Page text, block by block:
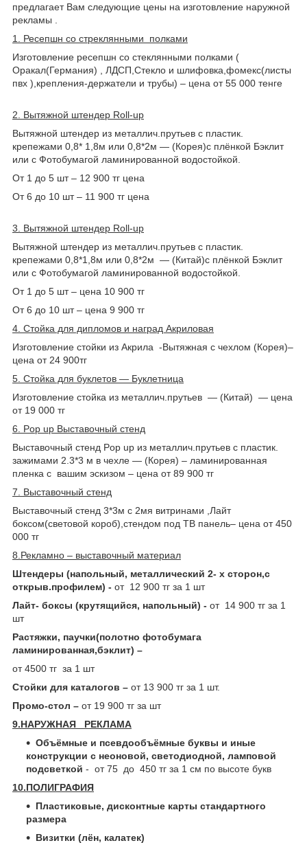
предлагает Вам следующие цены на изготовление наружной
рекламы .
1. Ресепшн со стреклянными полками
Изготовление ресепшн со стеклянными полками (
Оракал(Германия) , ЛДСП,Стекло и шлифовка,фомекс(листы
пвх ),крепления-держатели и трубы) – цена от 55 000 тенге
2. Вытяжной штендер Roll-up
Вытяжной штендер из металлич.прутьев c пластик.
крепежами 0,8* 1,8м или 0,8*2м ― (Корея)с плёнкой Бэклит
или с Фотобумагой ламинированной водостойкой.
От 1 до 5 шт – 12 900 тг цена
От 6 до 10 шт – 11 900 тг цена
3. Вытяжной штендер Roll-up
Вытяжной штендер из металлич.прутьев c пластик.
крепежами 0,8*1,8м или 0,8*2м ― (Китай)с плёнкой Бэклит
или с Фотобумагой ламинированной водостойкой.
От 1 до 5 шт – цена 10 900 тг
От 6 до 10 шт – цена 9 900 тг
4. Стойка для дипломов и наград Акриловая
Изготовление стойки из Акрила -Вытяжная с чехлом (Корея)–
цена от 24 900тг
5. Стойка для буклетов ― Буклетница
Изготовление стойка из металлич.прутьев ― (Китай) ― цена
от 19 000 тг
6. Pop up Выставочный стенд
Выставочный стенд Рop up из металлич.прутьев c пластик.
зажимами 2.3*3 м в чехле ― (Корея) – ламинированная
пленка с вашим эскизом – цена от 89 900 тг
7. Выставочный стенд
Выставочный стенд 3*3м с 2мя витринами ,Лайт
боксом(световой короб),стендом под ТВ панель– цена от 450
000 тг
8.Рекламно – выставочный материал
Штендеры (напольный, металлический 2- х сторон,с
открыв.профилем) - от 12 900 тг за 1 шт
Лайт- боксы (крутящийся, напольный) - от 14 900 тг за 1
шт
Растяжки, паучки(полотно фотобумага
ламинированная,бэклит) –
от 4500 тг за 1 шт
Стойки для каталогов – от 13 900 тг за 1 шт.
Промо-стол – от 19 900 тг за шт
9.НАРУЖНАЯ РЕКЛАМА
Объёмные и псевдообъёмные буквы и иные
конструкции с неоновой, светодиодной, ламповой
подсветкой - от 75 до 450 тг за 1 см по высоте букв
10.ПОЛИГРАФИЯ
Пластиковые, дисконтные карты стандартного
размера
Визитки (лён, калатек)